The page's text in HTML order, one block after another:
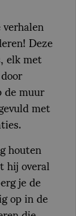
Deze
elk met
muur
met
houten
overal
je de
op in de